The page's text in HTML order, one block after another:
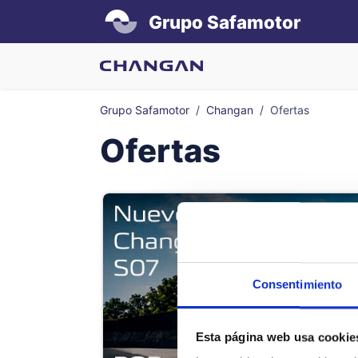
Consentimiento
Esta página web usa
Grupo Safamotor
Grupo Safamotor Changan Ofertas
Ofertas
Changan
interior
¿Por qué el
día… y para
confort con
¿Por qué el